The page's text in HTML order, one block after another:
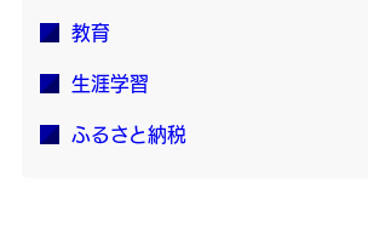
教育
生涯学習
ふるさと納税